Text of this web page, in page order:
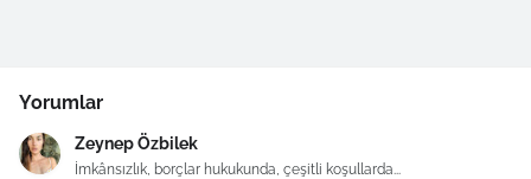
Yorumlar
Zeynep Özbilek
İmkânsızlık, borçlar hukukunda, çeşitli koşullarda...